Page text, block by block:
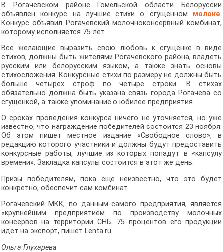
В Рогачевском районе Гомельской области Белоруссии
объявлен конкурс на лучшие стихи о сгущенном молоке.
Конкурс объявил Рогачевский молочноконсервный комбинат,
которому исполняется 75 лет.
Все желающие выразить свою любовь к сгущенке в виде
стихов, должны быть жителями Рогачевского района, владеть
русским или белорусским языком, а также знать основы
стихосложения. Конкурсные стихи по размеру не должны быть
больше четырех строф по четыре строки. В стихах
обязательно должна быть указана связь города Рогачева со
сгущенкой, а также упоминание о юбилее предприятия.
О сроках проведения конкурса ничего не уточняется, но уже
известно, что награждение победителей состоится 23 ноября.
Об этом пишет местное издание «Свободное слово», в
редакцию которого участники и должны будут предоставить
конкурсные работы, лучшие из которых попадут в «капсулу
времени». Закладка капсулы состоится в этот же день.
Призы победителям, пока еще неизвестно, что это будет
конкретно, обеспечит сам комбинат.
Рогачевский МКК, по данным самого предприятия, является
«крупнейшим предприятием по производству молочных
консервов на территории СНГ». 75 процентов его продукции
идет на экспорт, пишет Lenta.ru.
Ольга Глухарева